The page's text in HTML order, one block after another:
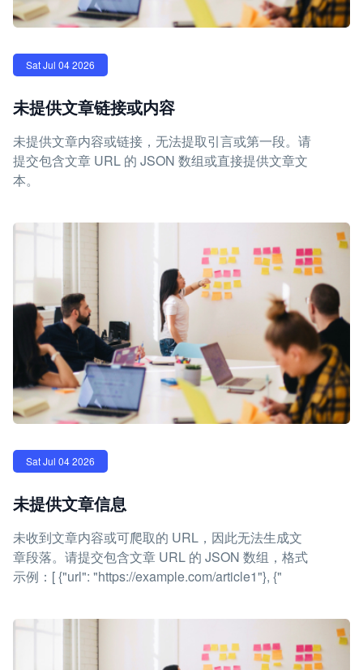
Sat Jul 04 2026
未提供文章链接或内容
未提供文章内容或链接，无法提取引言或第一段。请
提交包含文章 URL 的 JSON 数组或直接提供文章文
本。
Sat Jul 04 2026
未提供文章信息
未收到文章内容或可爬取的 URL，因此无法生成文
章段落。请提交包含文章 URL 的 JSON 数组，格式
示例：[ {"url": "https://example.com/article1"}, {"